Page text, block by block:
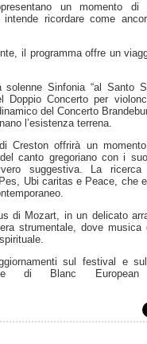
un momento di
ricordare come
il programma offre un
Sinfonia “al Santo
Doppio Concerto per
del Concerto
l’esistenza terrena.
Creston offrirà un
canto gregoriano con i
suggestiva. La
Ubi caritas e Peace, che
di Mozart, in un delicato
strumentale, dove musica
sul festival e
di Blanc European